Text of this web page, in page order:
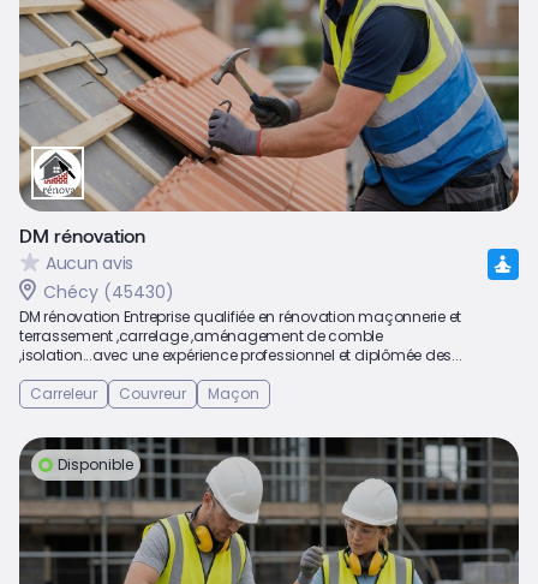
DM rénovation
Aucun avis
Chécy (45430)
DM rénovation Entreprise qualifiée en rénovation maçonnerie et
terrassement ,carrelage ,aménagement de comble
,isolation...avec une expérience professionnel et diplômée des...
Carreleur
Couvreur Maçon
Disponible